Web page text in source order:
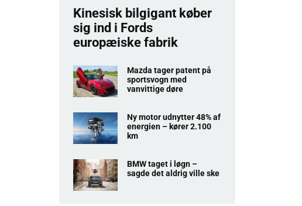
Kinesisk bilgigant køber
sig ind i Fords
europæiske fabrik
Mazda tager patent på
sportsvogn med
vanvittige døre
Ny motor udnytter 48% af
energien – kører 2.100
km
BMW taget i løgn –
sagde det aldrig ville ske